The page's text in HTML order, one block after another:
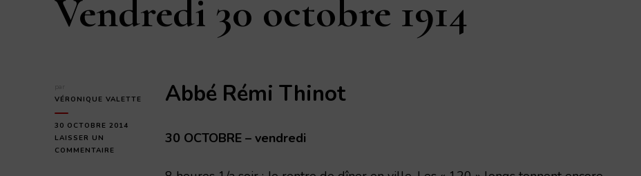
Vendredi 30 octobre 1914
VÉRONIQUE VALETTE
30 OCTOBRE 2014
LAISSER UN
COMMENTAIRE
Abbé Rémi Thinot
30 OCTOBRE – vendredi